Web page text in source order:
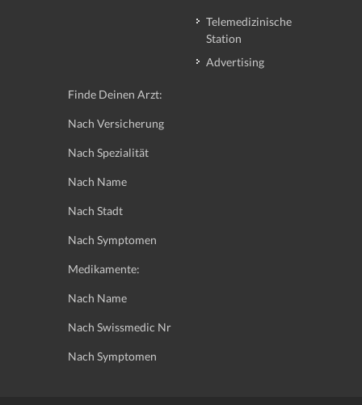
Telemedizinische
Station
Advertising
Finde Deinen Arzt:
Nach Versicherung
Nach Spezialität
Nach Name
Nach Stadt
Nach Symptomen
Medikamente:
Nach Name
Nach Swissmedic Nr
Nach Symptomen